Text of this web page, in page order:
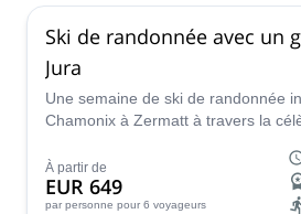
Ski de randonnée avec un
Jura
Une semaine de ski de randonnée
Chamonix à Zermatt à travers la
guide de montagne certifié IFMGA.
À partir de
EUR 649
par personne pour 6 voyageurs